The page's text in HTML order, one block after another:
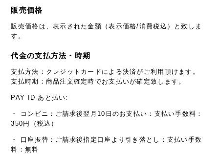
販売価格
販売価格は、表示された金額（表示価格/消費税込）と致しま
す。
代金の支払方法・時期
支払方法：クレジットカードによる決済がご利用頂けます。
支払時期：商品注文確定時でお支払いが確定致します。
PAY ID あと払い:
・ コンビニ：ご請求後翌月10日のお支払い：支払い手数料：
350円（税込）
・ 口座振替：ご請求後指定口座より引き落とし：支払い手数
料：無料